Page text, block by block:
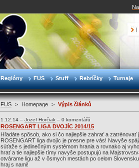
Regióny FUS Stuff Rebríčky Turnaje
FUS > Homepage > Výpis článků
1.12.14 – Jozef Horčiak – 0 komentářů
ROSENGART LIGA DVOJÍC 2014/15
Hľadáte spôsob, ako si čo najlepšie zahrať a
ROSENGART liga dvojíc je presne pre vás! Navyše
súťaže s jedinečným systémom hrania a rovnako aj
hrať a tie najlepšie tímy navyše postupujú na
otvárame ligu až v ôsmych mestách po celom
hraj s nami!